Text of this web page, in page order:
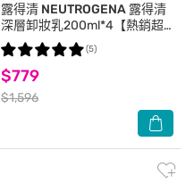
露得清 NEUTROGENA 露得清
深層卸妝乳200ml*4【熱銷超
值四入組】
$779
$1,596
(5)